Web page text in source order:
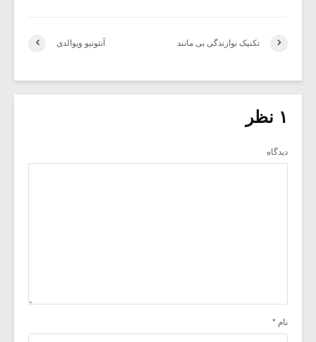
آنتونیو ویوالدی تکنیک نوازندگی بی مانند
۱ نظر
دیدگاه
نام *